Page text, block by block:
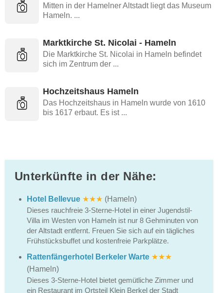
Mitten in der Hamelner Altstadt liegt das Museum
Hameln. ...
Marktkirche St. Nicolai - Hameln
Die Marktkirche St. Nicolai in Hameln befindet
sich im Zentrum der ...
Hochzeitshaus Hameln
Das Hochzeitshaus in Hameln wurde von 1610
bis 1617 erbaut. Es ist ...
Unterkünfte in der Nähe:
Hotel Bellevue ★★★ (Hameln)
Dieses rauchfreie 3-Sterne-Hotel in einer Jugendstil-
Villa im Westen von Hameln ist nur 8 Gehminuten von
der Altstadt entfernt. Freuen Sie sich auf ein tägliches
Frühstücksbuffet und kostenfreie Parkplätze.
Rattenfängerhotel Berkeler Warte ★★★
(Hameln)
Dieses 3-Sterne-Hotel bietet gemütliche Zimmer und
ein Restaurant im Ortsteil Klein Berkel der Stadt